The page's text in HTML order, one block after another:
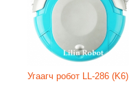
Угаагч робот LL-286 (K6)